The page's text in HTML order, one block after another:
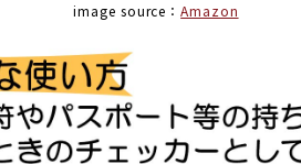
image source：Amazon